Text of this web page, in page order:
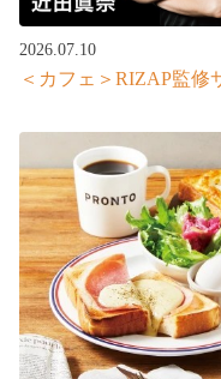
2026.07.10
＜カフェ＞RIZAP監修